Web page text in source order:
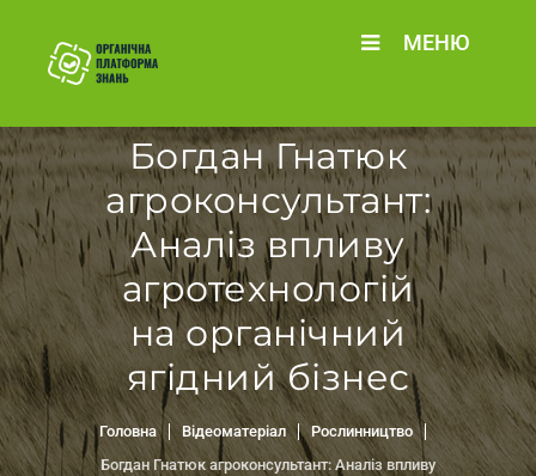
МЕНЮ
Богдан Гнатюк
агроконсультант:
Аналіз впливу
агротехнологій
на органічний
ягідний бізнес
Головна Відеоматеріал
Рослинництво
Богдан Гнатюк агроконсультант: Аналіз впливу